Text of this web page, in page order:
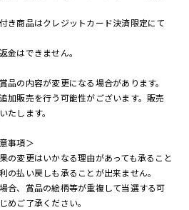
き商品はクレジットカード決済限定にて
はできません。
の内容が変更になる場合があります。
加販売を行う可能性がございます。販売
たします。
事項＞
変更はいかなる理由があっても承ること
の払い戻しも承ることが出来ません。
合、賞品の絵柄等が重複して当選する可
めご了承ください。